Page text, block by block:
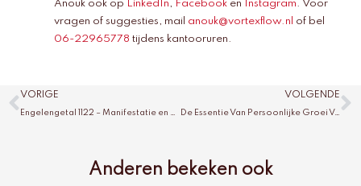
Anouk ook op LinkedIn, Facebook en Instagram. Voor
vragen of suggesties, mail anouk@vortexflow.nl
of bel
06-22965778 tijdens kantooruren.
Vorige
VORIGE VOLGENDE
De Essentie Van Persoonlijke Groei Voor Dummies
Anderen bekeken ook